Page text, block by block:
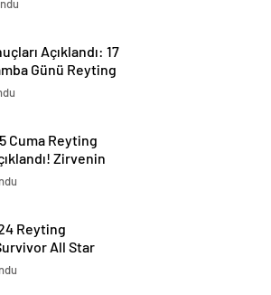
Açıklandı: 17
Günü Reyting
Cuma Reyting
Zirvenin
Reyting
All Star